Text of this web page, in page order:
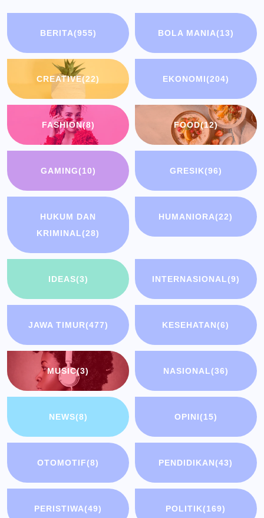
BERITA(955) BOLA MANIA(13)
CREATIVE(22) EKONOMI(204)
FASHION(8) FOOD(12)
GAMING(10) GRESIK(96)
HUKUM DAN
KRIMINAL(28)
HUMANIORA(22)
IDEAS(3) INTERNASIONAL(9)
JAWA TIMUR(477) KESEHATAN(6)
MUSIC(3) NASIONAL(36)
NEWS(8) OPINI(15)
OTOMOTIF(8) PENDIDIKAN(43)
PERISTIWA(49) POLITIK(169)